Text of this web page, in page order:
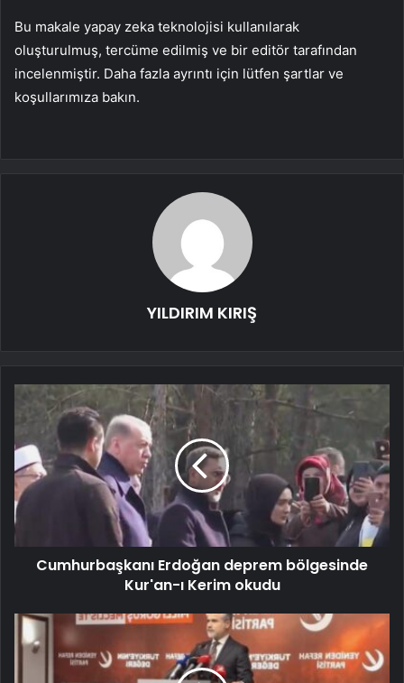
Bu makale yapay zeka teknolojisi kullanılarak
oluşturulmuş, tercüme edilmiş ve bir editör tarafından
incelenmiştir. Daha fazla ayrıntı için lütfen şartlar ve
koşullarımıza bakın.
YILDIRIM KIRIŞ
Cumhurbaşkanı Erdoğan deprem bölgesinde
Kur'an-ı Kerim okudu